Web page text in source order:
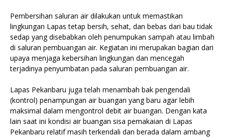
Pembersihan saluran air dilakukan untuk memastikan
lingkungan Lapas tetap bersih, sehat, dan bebas dari bau tidak
sedap yang disebabkan oleh penumpukan sampah atau limbah
di saluran pembuangan air. Kegiatan ini merupakan bagian dari
upaya menjaga kebersihan lingkungan dan mencegah
terjadinya penyumbatan pada saluran pembuangan air.
Lapas Pekanbaru juga telah menambah bak pengendali
(kontrol) penampungan air buangan yang baru agar lebih
maksimal dalam mengontrol debit air buangan. Dengan kata
lain saat ini kondisi air buangan sisa pemakaian di Lapas
Pekanbaru relatif masih terkendali dan berada dalam ambang